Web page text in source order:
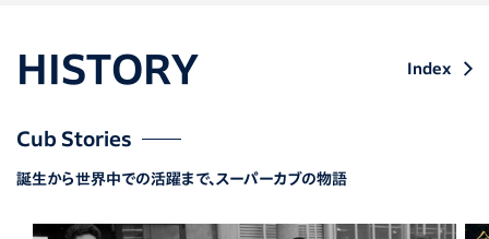
HISTORY Index
Cub Stories
誕生から世界中での活躍まで、スーパーカブの物語